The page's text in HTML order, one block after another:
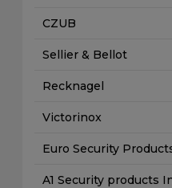
CZUB
Sellier & Bellot
Recknagel
Victorinox
Euro Security
A1 Security products